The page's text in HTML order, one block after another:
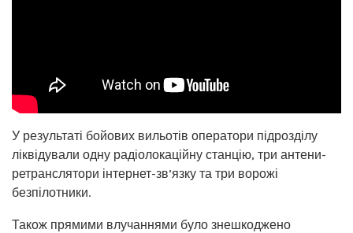
У результаті бойових вильотів оператори підрозділу
ліквідували одну радіолокаційну станцію, три антени-
ретранслятори інтернет-зв’язку та три ворожі
безпілотники.
Також прямими влучаннями було знешкоджено